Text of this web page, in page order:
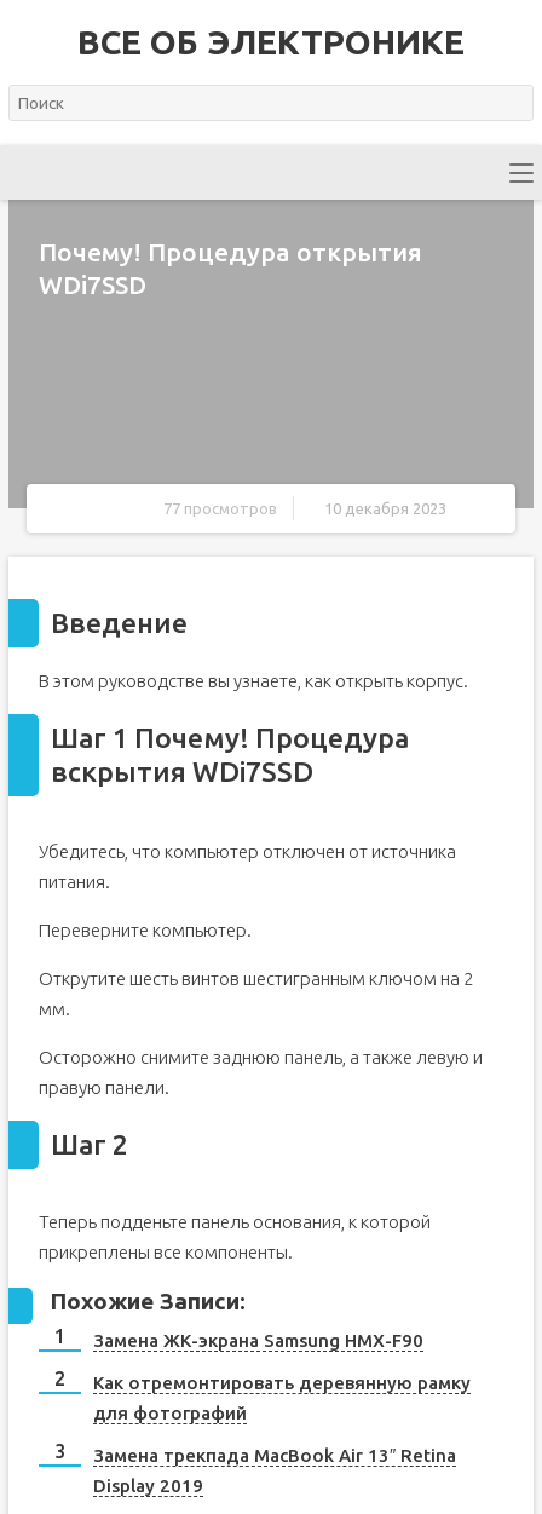
ВСЕ ОБ ЭЛЕКТРОНИКЕ
Почему! Процедура открытия
WDi7SSD
77 просмотров 10 декабря 2023
Введение
В этом руководстве вы узнаете, как открыть корпус.
Шаг 1 Почему! Процедура
вскрытия WDi7SSD
Убедитесь, что компьютер отключен от источника
питания.
Переверните компьютер.
Открутите шесть винтов шестигранным ключом на 2
мм.
Осторожно снимите заднюю панель, а также левую и
правую панели.
Шаг 2
Теперь подденьте панель основания, к которой
прикреплены все компоненты.
Похожие Записи:
Замена ЖК-экрана Samsung HMX-F90
Как отремонтировать деревянную рамку
для фотографий
Замена трекпада MacBook Air 13″ Retina
Display 2019